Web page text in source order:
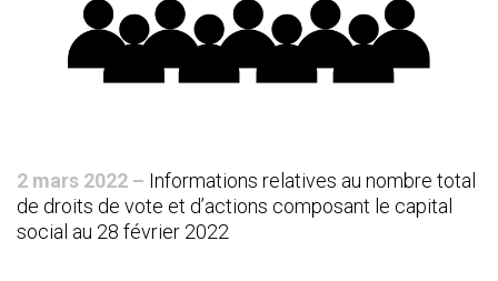
2 mars 2022 – Informations relatives au nombre total
de droits de vote et d’actions composant le capital
social au 28 février 2022